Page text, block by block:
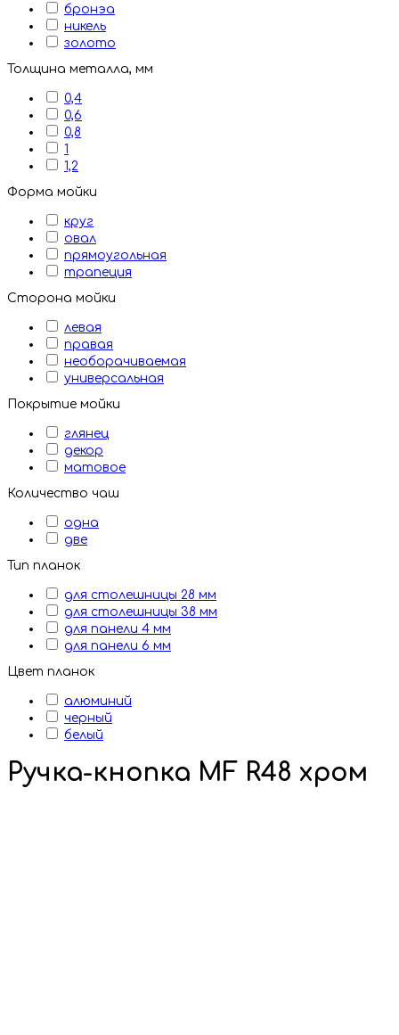
бронэа
никель
золото
Толщина металла, мм
0,4
0,6
0,8
1
1,2
Форма мойки
круг
овал
прямоугольная
трапеция
Сторона мойки
левая
правая
необорачиваемая
универсальная
Покрытие мойки
глянец
декор
матовое
Количество чаш
одна
две
Тип планок
для столешницы 28 мм
для столешницы 38 мм
для панели 4 мм
для панели 6 мм
Цвет планок
алюминий
черный
белый
Ручка-кнопка MF R48 хром